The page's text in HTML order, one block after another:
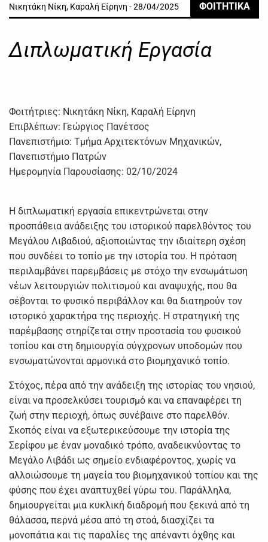
Νικητάκη Νίκη, Καραλή Είρηνη - 28/04/2025 ΦΟΙΤΗΤΙΚΑ
Διπλωματική Εργασία
Φοιτήτριες: Νικητάκη Νίκη, Καραλή Είρηνη
Επιβλέπων: Γεώργιος Πανέτσος
Πανεπιστήμιο: Τμήμα Αρχιτεκτόνων Μηχανικών,
Πανεπιστήμιο Πατρών
Ημερομηνία Παρουσίασης: 02/10/2024
Η διπλωματική εργασία επικεντρώνεται στην
προσπάθεια ανάδειξης του ιστορικού παρελθόντος του
Μεγάλου Λιβαδιού, αξιοποιώντας την ιδιαίτερη σχέση
που συνδέει το τοπίο με την ιστορία του. Η πρόταση
περιλαμβάνει παρεμβάσεις με στόχο την ενσωμάτωση
νέων λειτουργιών πολιτισμού και αναψυχής, που θα
σέβονται το φυσικό περιβάλλον και θα διατηρούν τον
ιστορικό χαρακτήρα της περιοχής. Η στρατηγική της
παρέμβασης στηρίζεται στην προστασία του φυσικού
τοπίου και στη δημιουργία σύγχρονων υποδομών που
ενσωματώνονται αρμονικά στο βιομηχανικό τοπίο.
Στόχος, πέρα από την ανάδειξη της ιστορίας του νησιού,
είναι να προσελκύσει τουρισμό και να επαναφέρει τη
ζωή στην περιοχή, όπως συνέβαινε στο παρελθόν.
Σκοπός είναι να εξωτερικεύσουμε την ιστορία της
Σερίφου με έναν μοναδικό τρόπο, αναδεικνύοντας το
Μεγάλο Λιβάδι ως σημείο ενδιαφέροντος, χωρίς να
αλλοιώσουμε τη μαγεία του βιομηχανικού τοπίου και της
φύσης που έχει αναπτυχθεί γύρω του. Παράλληλα,
δημιουργείται μια κυκλική διαδρομή που ξεκινά από τη
θάλασσα, περνά μέσα από τη στοά, διασχίζει τα
μονοπάτια και τις παραλίες της απέναντι όχθης και